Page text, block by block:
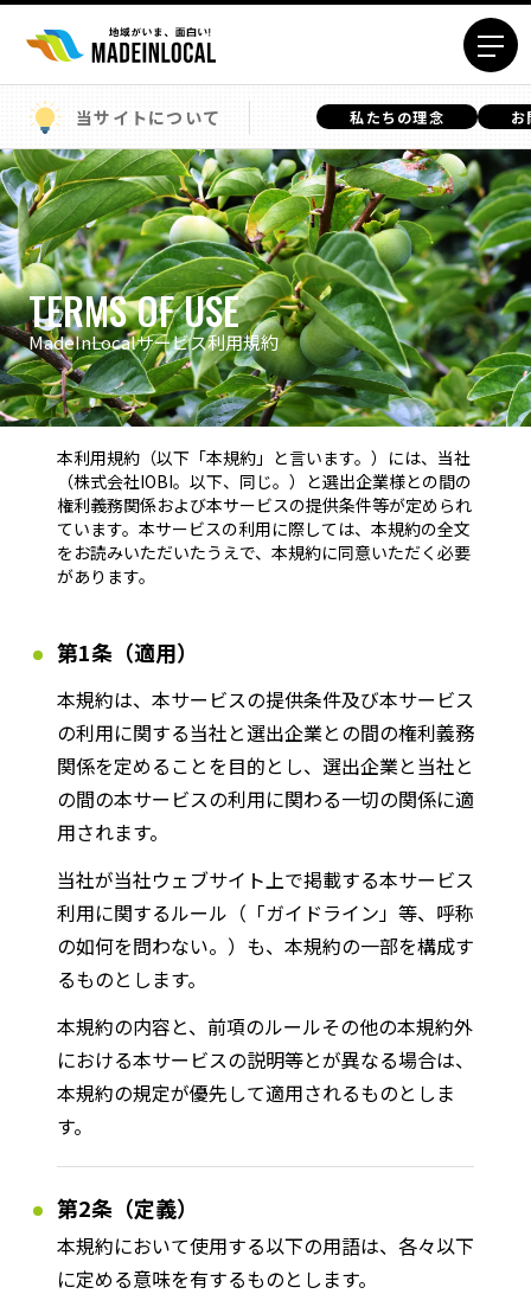
エリアから探す
北海道エリア
青森エリア
岩手エリア
宮城エリア
秋田エリア
山形エリア
福島エリア
茨城エリア
栃木エリア
群馬エリア
埼玉エリア
千葉エリア
東京23区エリア
多摩エリア
神奈川エリア
新潟エリア
富山エリア
石川エリア
福井エリア
山梨エリア
長野エリア
岐阜エリア
京都エリア
北摂エリア
堺・泉州エリア
河内エリア
兵庫エリア
奈良エリア
和歌山エリア
山口エリア
徳島エリア
香川エリア
愛媛エリア
熊本エリア
大分エリア
宮崎エリア
鹿児島エリア
カテゴリから探す
特集コンテンツ
地域を代表する 企業100選
当サイトについて 私たちの理念 お
TERMS OF USE
MadeInLocalサービス利用規約
本利用規約（以下「本規約」と言います。）には、当社
（株式会社IOBI。以下、同じ。）と選出企業様との間の
権利義務関係および本サービスの提供条件等が定められ
ています。本サービスの利用に際しては、本規約の全文
をお読みいただいたうえで、本規約に同意いただく必要
があります。
第1条（適用）
本規約は、本サービスの提供条件及び本サービス
の利用に関する当社と選出企業との間の権利義務
関係を定めることを目的とし、選出企業と当社と
の間の本サービスの利用に関わる一切の関係に適
用されます。
当社が当社ウェブサイト上で掲載する本サービス
利用に関するルール（「ガイドライン」等、呼称
の如何を問わない。）も、本規約の一部を構成す
るものとします。
本規約の内容と、前項のルールその他の本規約外
における本サービスの説明等とが異なる場合は、
本規約の規定が優先して適用されるものとしま
す。
第2条（定義）
本規約において使用する以下の用語は、各々以下
に定める意味を有するものとします。